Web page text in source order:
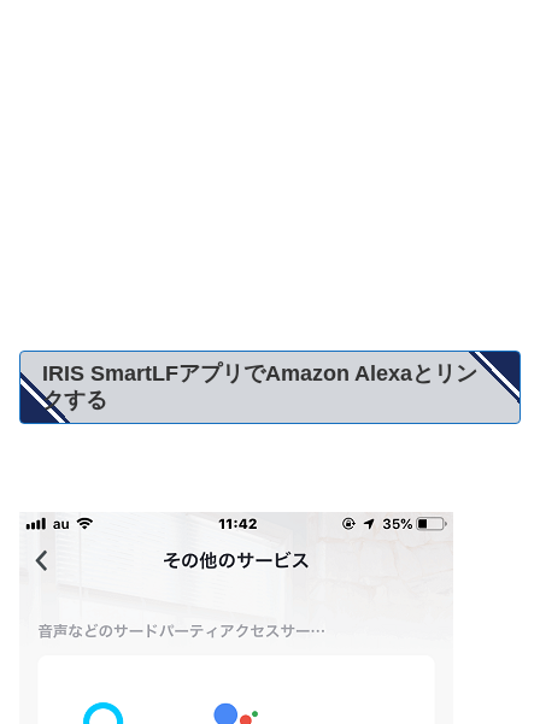
IRIS SmartLFアプリでAmazon Alexaとリン
クする